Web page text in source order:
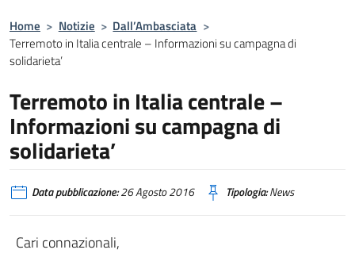
Home > Notizie > Dall’Ambasciata >
Terremoto in Italia centrale – Informazioni su campagna di
solidarieta’
Terremoto in Italia centrale –
Informazioni su campagna di
solidarieta’
Data pubblicazione:26 Agosto 2016 Tipologia:News
Cari connazionali,